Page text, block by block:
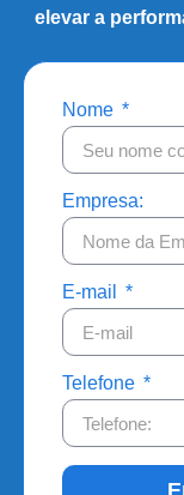
elevar a
Nome
Empresa:
E-mail
Telefone